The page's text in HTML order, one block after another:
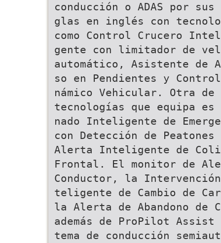
conducción o ADAS por
glas en inglés con
como Control Crucero
gente con limitador de
automático, Asistente de
so en Pendientes y
námico Vehicular. Otra de
tecnologías que equipa
nado Inteligente de
con Detección de Peatones
Alerta Inteligente de
Frontal. El monitor de
Conductor, la
teligente de Cambio de
la Alerta de Abandono de
además de ProPilot
tema de conducción